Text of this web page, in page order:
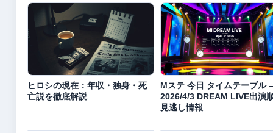
ヒロシの現在：年収・独身・死
亡説を徹底解説
Mステ 今日 タイムテーブル –
2026/4/3 DREAM LIVE出演
見逃し情報